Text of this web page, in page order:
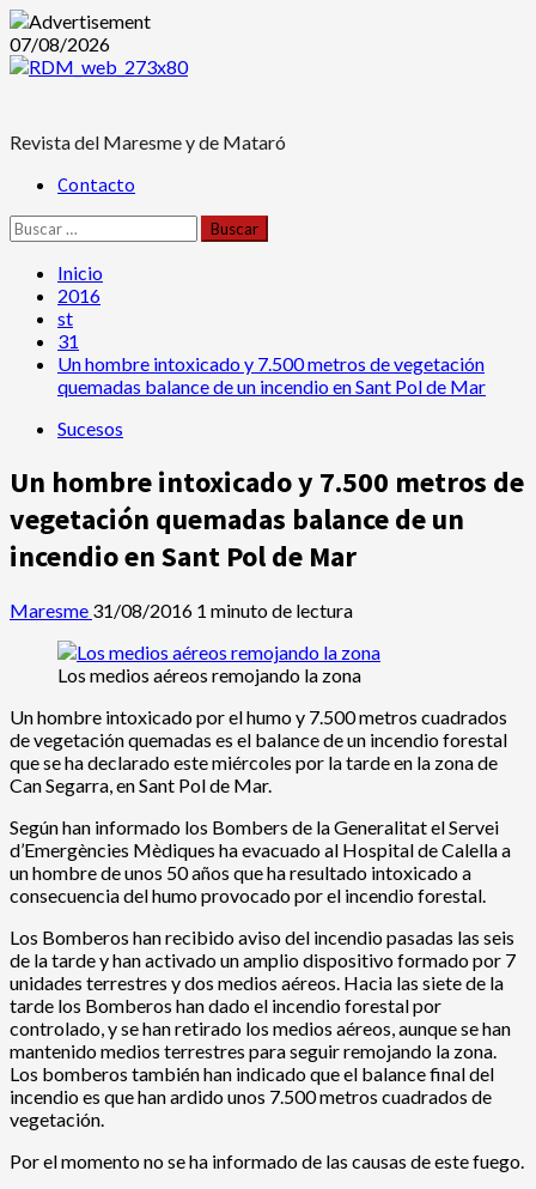
Saltar
al
07/08/2026
Revista del Maresme y de Mataró
Menú Contacto
Buscar:
Inicio
2016
st
31
Un hombre intoxicado y 7.500 metros de vegetación
quemadas balance de un incendio en Sant Pol de Mar
Sucesos
Un hombre intoxicado y 7.500 metros de
vegetación quemadas balance de un
incendio en Sant Pol de Mar
Maresme 31/08/2016 1 minuto de lectura
Los medios aéreos remojando la zona
Un hombre intoxicado por el humo y 7.500 metros cuadrados
de vegetación quemadas es el balance de un incendio forestal
que se ha declarado este miércoles por la tarde en la zona de
Can Segarra, en Sant Pol de Mar.
Según han informado los Bombers de la Generalitat el Servei
d’Emergències Mèdiques ha evacuado al Hospital de Calella a
un hombre de unos 50 años que ha resultado intoxicado a
consecuencia del humo provocado por el incendio forestal.
Los Bomberos han recibido aviso del incendio pasadas las seis
de la tarde y han activado un amplio dispositivo formado por 7
unidades terrestres y dos medios aéreos. Hacia las siete de la
tarde los Bomberos han dado el incendio forestal por
controlado, y se han retirado los medios aéreos, aunque se han
mantenido medios terrestres para seguir remojando la zona.
Los bomberos también han indicado que el balance final del
incendio es que han ardido unos 7.500 metros cuadrados de
vegetación.
Por el momento no se ha informado de las causas de este fuego.